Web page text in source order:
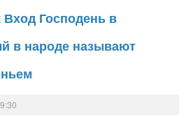
Господень в
в народе называют